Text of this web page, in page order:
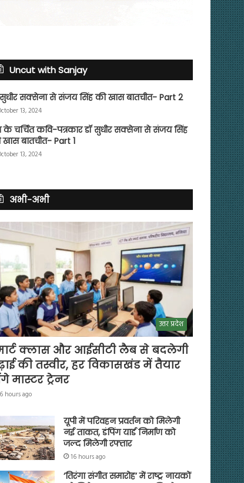
Uncut with Sanjay
सुधीर सक्सेना से संजय सिंह की खास बातचीत- Part 2
13, 2024
के चर्चित कवि-पत्रकार डॉ सुधीर सक्सेना से संजय सिंह
बातचीत- Part 1
13, 2024
अभी-अभी
उत्तर प्रदेश
क्लास और आईसीटी लैब से बदलेगी
की तस्वीर, हर विकासखंड में तैयार
मास्टर ट्रेनर
hours ago
यूपी में परिवहन प्रवर्तन को मिलेगी
नई ताकत, डंपिंग यार्ड निर्माण को
जल्द मिलेगी रफ्तार
16 hours ago
‘तिरंगा संगीत समारोह’ में राष्ट्र नायकों